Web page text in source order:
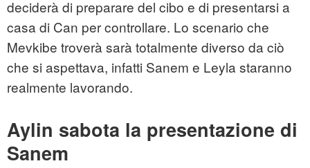
deciderà di preparare del cibo e di presentarsi a
casa di Can per controllare. Lo scenario che
Mevkibe troverà sarà totalmente diverso da ciò
che si aspettava, infatti Sanem e Leyla staranno
realmente lavorando.
Aylin sabota la presentazione di
Sanem